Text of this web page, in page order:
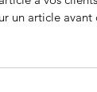
un article avant